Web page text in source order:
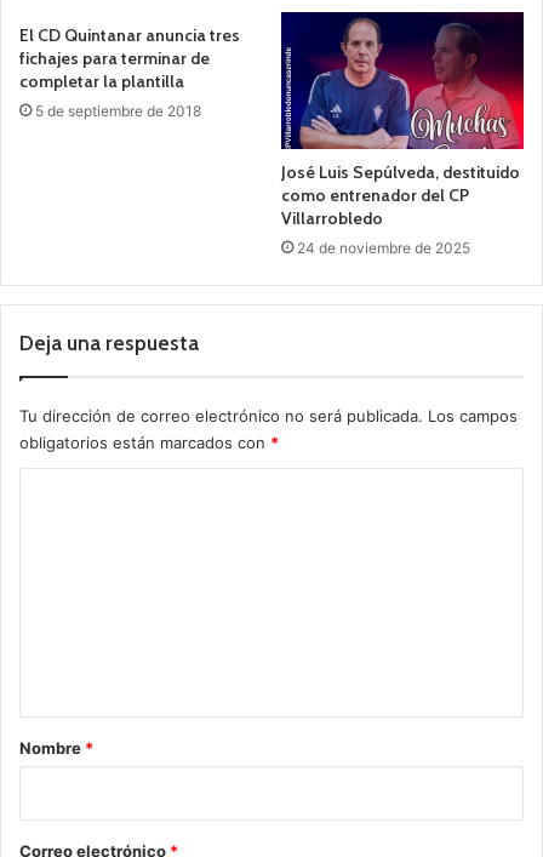
El CD Quintanar anuncia tres
fichajes para terminar de
completar la plantilla
5 de septiembre de 2018
José Luis Sepúlveda, destituido
como entrenador del CP
Villarrobledo
24 de noviembre de 2025
Deja una respuesta
Tu dirección de correo electrónico no será publicada. Los campos
obligatorios están marcados con *
r
*
Nombre *
Correo electrónico *